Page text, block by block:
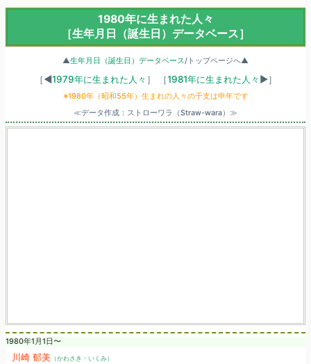
1980年に生まれた人々
［生年月日（誕生日）データベース］
▲生年月日（誕生日）データベース/トップページへ▲
［◀1979年に生まれた人々 ］ ［1981年に生まれた人々 ▶］
※1980年（昭和55年）生まれの人々の干支は申年です
≪データ作成：ストローワラ（Straw-wara）≫
1980年1月1日〜
川崎 郁美（かわさき・いくみ）